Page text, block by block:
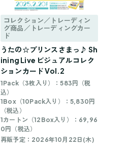
コレクション／トレーディン
グ商品／トレーディングカー
ド
うたの☆プリンスさまっ♪ Sh
ining Live ビジュアルコレク
ションカード Vol.2
1Pack（3枚入り）：583円（税
込）
1Box（10Pack入り）：5,830円
（税込）
1カートン（12Box入り）：69,96
0円（税込）
再販予定：2026年10月22日(木)